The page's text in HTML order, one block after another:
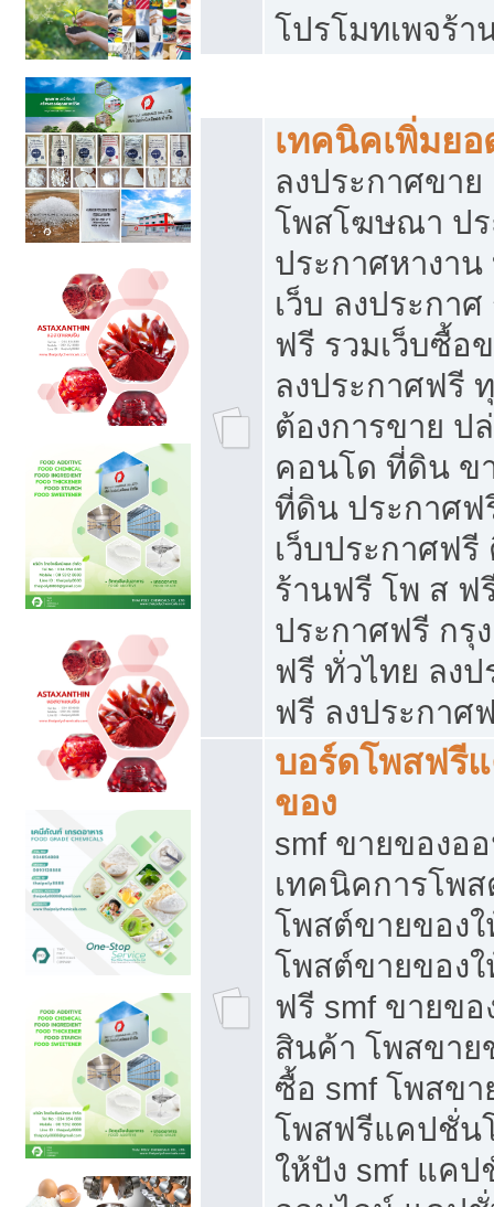
โปรโมทเพจร้า
เทคนิคเพิ่มย
ลงประกาศขา
โพสโฆษณา ป
ประกาศหางา
เว็บ ลงประกา
ฟรี รวมเว็บซื้อ
ลงประกาศฟรี
ต้องการขาย ป
คอนโด ที่ดิน ข
ที่ดิน ประกาศฟ
เว็บประกาศฟ
ร้านฟรี โพ ส ฟ
ประกาศฟรี กรุ
ฟรี ทั่วไทย ลง
ฟรี ลงประกาศ
บอร์ดโพสฟรี
ของ
smf ขายของอ
เทคนิคการโพ
โพสต์ขายของ
โพสต์ขายของ
ฟรี smf ขายข
สินค้า โพสขาย
ซื้อ smf โพสข
โพสฟรีแคปชั่น
ให้ปัง smf แค